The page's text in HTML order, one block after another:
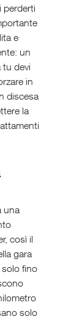
perderti
e
un
tu devi
in
discesa
la
una
così il
gara
solo fino
solo